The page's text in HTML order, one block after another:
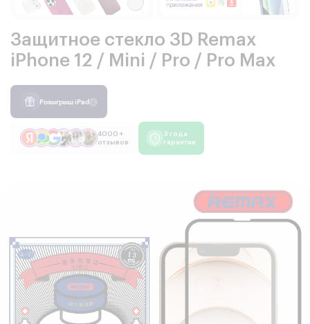
Защитное стекло 3D Remax
iPhone 12 / Mini / Pro / Pro Max
Розыгрыш iPad
4000 +
отзывов
3 года
гарантии